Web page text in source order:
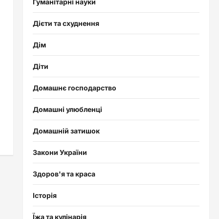
Гуманітарні науки
Дієти та схуднення
Дім
Діти
Домашнє господарство
Домашні улюбленці
Домашній затишок
Закони України
Здоров'я та краса
Історія
Їжа та кулінарія